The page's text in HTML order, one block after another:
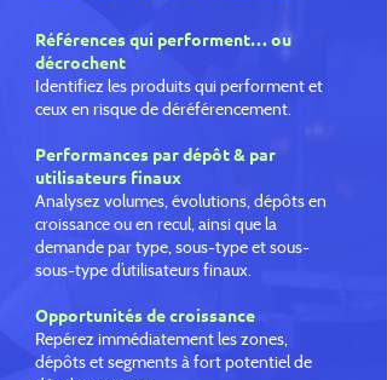
Références qui performent… ou
décrochent
Identifiez les produits qui performent et
ceux en risque de déréférencement.
Performances par dépôt & par
utilisateurs finaux
Analysez volumes, évolutions, dépôts en
croissance ou en recul, ainsi que la
demande par type, sous-type et sous-
sous-type d’utilisateurs finaux.​
Opportunités de croissance
Repérez immédiatement les zones,
dépôts et segments à fort potentiel de